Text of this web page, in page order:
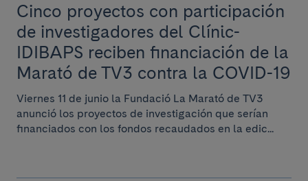
Cinco proyectos con participación
de investigadores del Clínic-
IDIBAPS reciben financiación de la
Marató de TV3 contra la COVID-19
Viernes 11 de junio la Fundació La Marató de TV3
anunció los proyectos de investigación que serían
financiados con los fondos recaudados en la edic...